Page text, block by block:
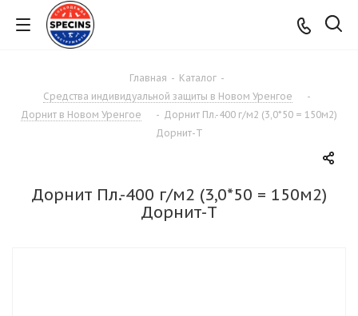
Главная - Каталог -
Средства индивидуальной защиты в Новом Уренгое
-
Дорнит в Новом Уренгое
- Дорнит Пл.-400 г/м2 (3,0*50 = 150м2)
Дорнит-Т
Дорнит Пл.-400 г/м2 (3,0*50 = 150м2)
Дорнит-Т